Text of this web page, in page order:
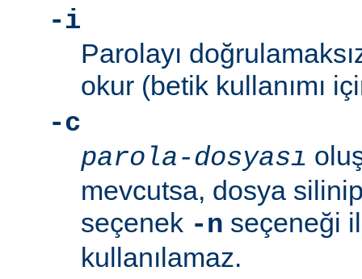
-i
Parolayı
okur (betik kullanımı
-c
parola-dosyası
mevcutsa, dosya
seçenek -n seçeneği
kullanılamaz.